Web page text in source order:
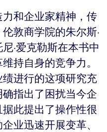
和企业家精神，传
敦商学院的朱尔斯·
·爱克勒斯在本书中
持自身的竞争力。
进行的这项研究充
指出了困扰当今企
此提出了操作性很
业迅速开展变革、